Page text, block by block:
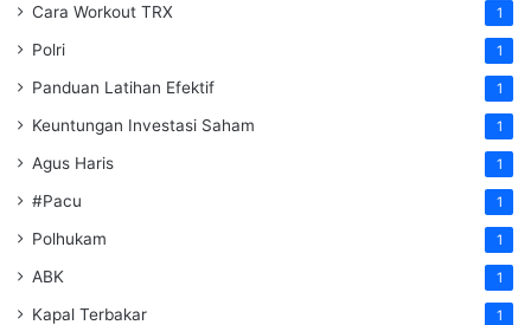
Cara Workout TRX 1
Polri 1
Panduan Latihan Efektif 1
Keuntungan Investasi Saham 1
Agus Haris 1
#Pacu 1
Polhukam 1
ABK 1
Kapal Terbakar 1